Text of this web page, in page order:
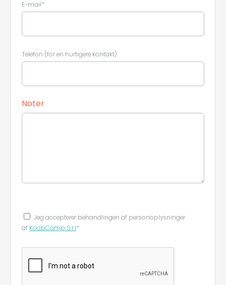
E-mail*
Telefon (for en hurtigere kontakt)
Noter
Jeg accepterer behandlingen af ​​personoplysninger
af KoobCamp S.r.l*